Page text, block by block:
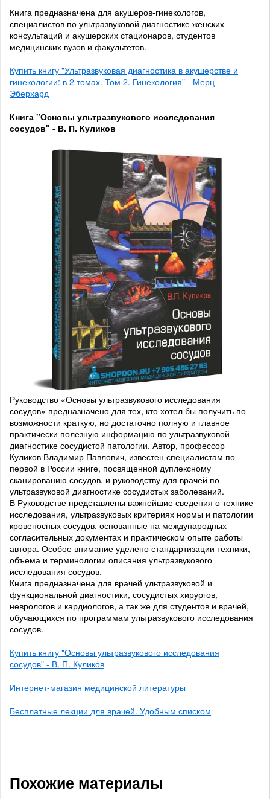
Книга предназначена для акушеров-гинекологов,
специалистов по ультразвуковой диагностике женских
консультаций и акушерских стационаров, студентов
медицинских вузов и факультетов.
Купить книгу "Ультразвуковая диагностика в акушерстве и
гинекологии: в 2 томах. Том 2. Гинекология" - Мерц
Эберхард
Книга "Основы ультразвукового исследования
сосудов" - В. П. Куликов
Руководство «Основы ультразвукового исследования
сосудов» предназначено для тех, кто хотел бы получить по
возможности краткую, но достаточно полную и главное
практически полезную информацию по ультразвуковой
диагностике сосудистой патологии. Автор, профессор
Куликов Владимир Павлович, известен специалистам по
первой в России книге, посвященной дуплексному
сканированию сосудов, и руководству для врачей по
ультразвуковой диагностике сосудистых заболеваний.
В Руководстве представлены важнейшие сведения о технике
исследования, ультразвуковых критериях нормы и патологии
кровеносных сосудов, основанные на международных
согласительных документах и практическом опыте работы
автора. Особое внимание уделено стандартизации техники,
объема и терминологии описания ультразвукового
исследования сосудов.
Книга предназначена для врачей ультразвуковой и
функциональной диагностики, сосудистых хирургов,
неврологов и кардиологов, а так же для студентов и врачей,
обучающихся по программам ультразвукового исследования
сосудов.
Купить книгу "Основы ультразвукового исследования
сосудов" - В. П. Куликов
Интернет-магазин медицинской литературы
Бесплатные лекции для врачей. Удобным списком
Похожие материалы